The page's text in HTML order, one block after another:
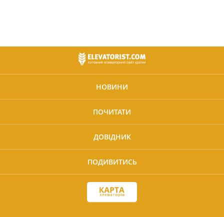
НОВИНИ
ПОЧИТАТИ
ДОВІДНИК
ПОДИВИТИСЬ